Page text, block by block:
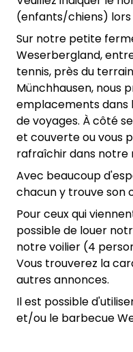
(enfants/chiens) lors
Sur notre petite
Weserbergland,
tennis, près du
Münchhausen, nous
emplacements dans
de voyages. À côté
et couverte ou vous
rafraîchir dans notre
Avec beaucoup
chacun y trouve son
Pour ceux qui
possible de louer
notre voilier (4
Vous trouverez la
autres annonces.
Il est possible
et/ou le barbecue